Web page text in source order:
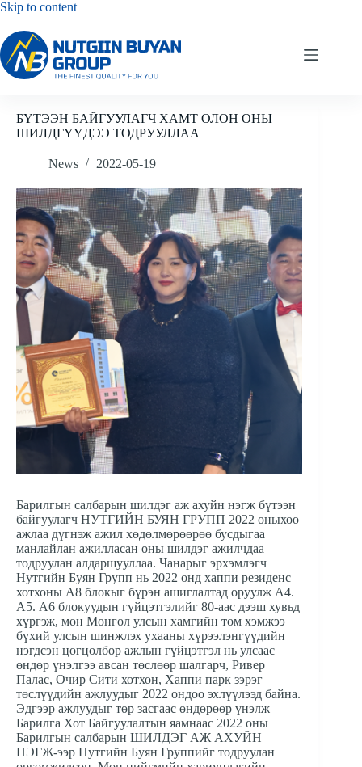
Skip to contentSkip
БҮТЭЭН БАЙГУУЛАГЧ ХАМТ ОЛОН ОНЫ
ШИЛДГҮҮДЭЭ ТОДРУУЛЛАА
News 2022-05-19
Барилгын салбарын шилдэг аж ахуйн нэгж бүтээн
байгуулагч НУТГИЙН БУЯН ГРУПП 2022 оныхоо
ажлаа дүгнэж ажил хөдөлмөрөөрөө бусдыгаа
манлайлан ажилласан оны шилдэг ажилчдаа
тодруулан алдаршууллаа. Чанарыг эрхэмлэгч
Нутгийн Буян Групп нь 2022 онд хаппи резиденс
хотхоны А8 блокыг бүрэн ашиглалтад оруулж А4.
А5. А6 блокуудын гүйцэтгэлийг 80-аас дээш хувьд
хүргэж, мөн Монгол улсын хамгийн том хэмжээ
бүхий улсын шинжлэх ухааны хүрээлэнгүүдийн
нэгдсэн цогцолбор ажлын гүйцэтгэл нь улсаас
өндөр үнэлгээ авсан төслөөр шалгарч, Ривер
Палас, Очир Сити хотхон, Хаппи парк зэрэг
төслүүдийн ажлуудыг 2022 ондоо эхлүүлээд байна.
Эдгээр ажлуудыг төр засгаас өндөрөөр үнэлж
Барилга Хот Байгуулалтын яамнаас 2022 оны
Барилгын салбарын ШИЛДЭГ АЖ АХУЙН
НЭГЖ-ээр Нутгийн Буян Группийг тодруулан